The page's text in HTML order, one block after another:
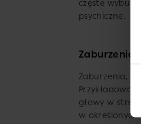
częste
psychiczne.
Zaburzenia
Zaburzenia,
Przykładowo,
głowy w
w określonych